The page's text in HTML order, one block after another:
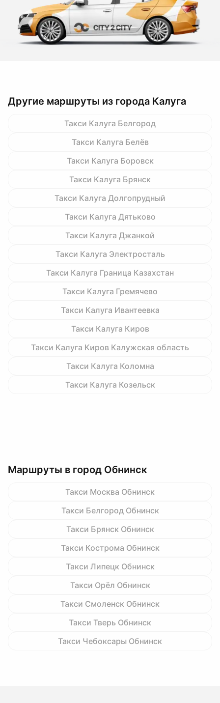
Другие маршруты из города Калуга
Такси Калуга Белгород
Такси Калуга Белёв
Такси Калуга Боровск
Такси Калуга Брянск
Такси Калуга Долгопрудный
Такси Калуга Дятьково
Такси Калуга Джанкой
Такси Калуга Электросталь
Такси Калуга Граница Казахстан
Такси Калуга Гремячево
Такси Калуга Ивантеевка
Такси Калуга Киров
Такси Калуга Киров Калужская область
Такси Калуга Коломна
Такси Калуга Козельск
Маршруты в город Обнинск
Такси Москва Обнинск
Такси Белгород Обнинск
Такси Брянск Обнинск
Такси Кострома Обнинск
Такси Липецк Обнинск
Такси Орёл Обнинск
Такси Смоленск Обнинск
Такси Тверь Обнинск
Такси Чебоксары Обнинск